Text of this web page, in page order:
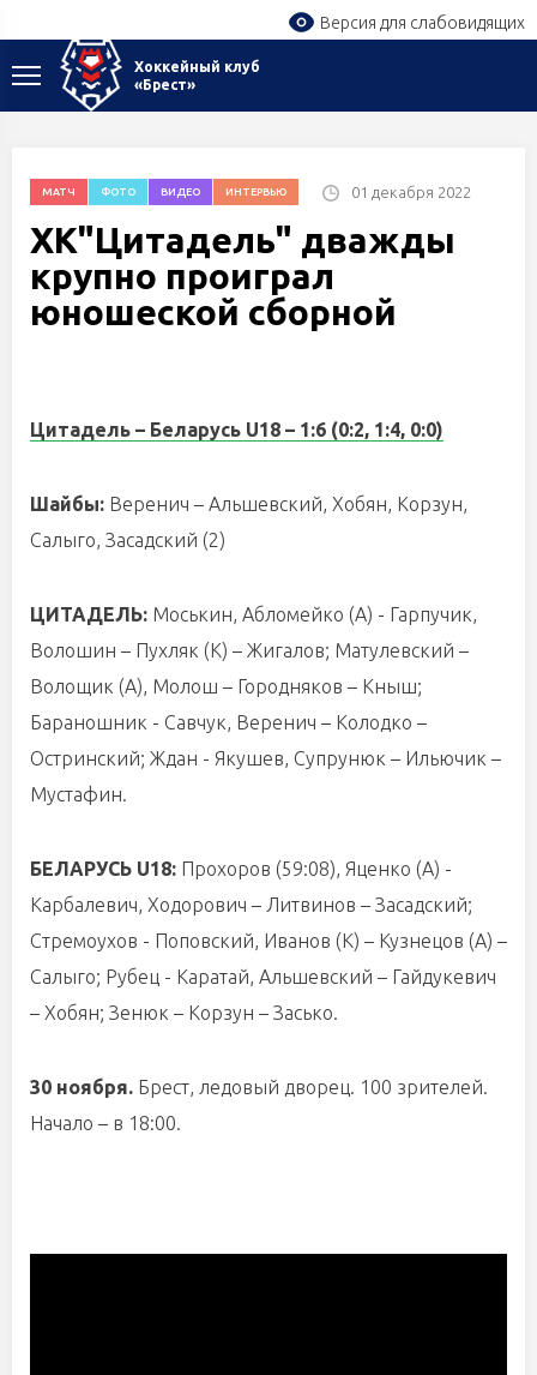
Версия для слабовидящих
Хоккейный клуб
«Брест»
МАТЧ ФОТО ВИДЕО ИНТЕРВЬЮ 01 декабря 2022
ХК"Цитадель" дважды
крупно проиграл
юношеской сборной
Цитадель – Беларусь U18 – 1:6 (0:2, 1:4, 0:0)
Шайбы: Веренич – Альшевский, Хобян, Корзун,
Салыго, Засадский (2)
ЦИТАДЕЛЬ: Моськин, Абломейко (А) - Гарпучик,
Волошин – Пухляк (К) – Жигалов; Матулевский –
Волощик (А), Молош – Городняков – Кныш;
Бараношник - Савчук, Веренич – Колодко –
Остринский; Ждан - Якушев, Супрунюк – Ильючик –
Мустафин.
БЕЛАРУСЬ U18: Прохоров (59:08), Яценко (А) -
Карбалевич, Ходорович – Литвинов – Засадский;
Стремоухов - Поповский, Иванов (К) – Кузнецов (А) –
Салыго; Рубец - Каратай, Альшевский – Гайдукевич
– Хобян; Зенюк – Корзун – Засько.
30 ноября. Брест, ледовый дворец. 100 зрителей.
Начало – в 18:00.